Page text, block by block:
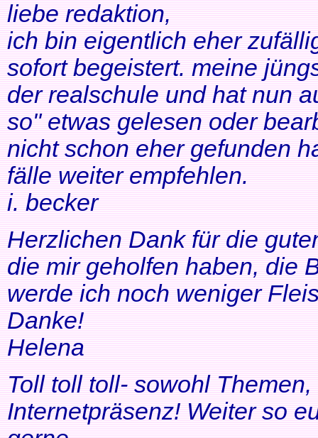
liebe redaktion,
ich bin eigentlich eher
sofort begeistert. meine
der realschule und hat nun
so" etwas gelesen oder
nicht schon eher gefunden
fälle weiter empfehlen.
i. becker
Herzlichen Dank für die
die mir geholfen haben, die
werde ich noch weniger
Danke!
Helena
Toll toll toll- sowohl
Internetpräsenz! Weiter so